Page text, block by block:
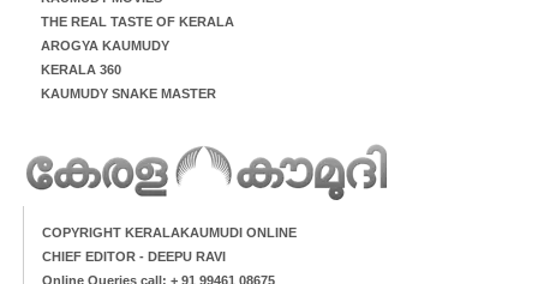
THE REAL TASTE OF KERALA
AROGYA KAUMUDY
KERALA 360
KAUMUDY SNAKE MASTER
COPYRIGHT KERALAKAUMUDI ONLINE
CHIEF EDITOR - DEEPU RAVI
Online Queries call: + 91 99461 08675